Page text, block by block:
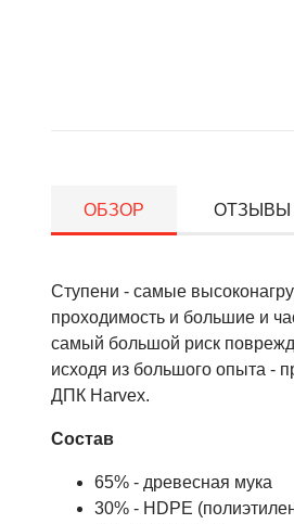
ОБЗОР ОТЗЫВЫ
Ступени - самые
проходимость и большие и
самый большой риск
исходя из большого опыта -
ДПК Harvex.
Состав
65% - древесная мука
30% - HDPE